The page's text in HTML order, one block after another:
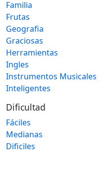
Familia
Frutas
Geografia
Graciosas
Herramientas
Ingles
Instrumentos Musicales
Inteligentes
Dificultad
Fáciles
Medianas
Dificiles